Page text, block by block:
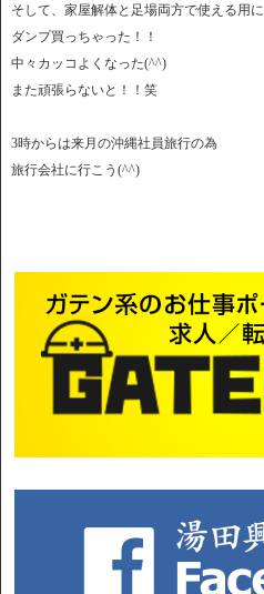
そして、家屋解体と足場両方で使える用に
ダンプ買っちゃった！！
中々カッコよくなった(^^)
また頑張らないと！！笑
3時からは来月の沖縄社員旅行の為
旅行会社に行こう(^^)